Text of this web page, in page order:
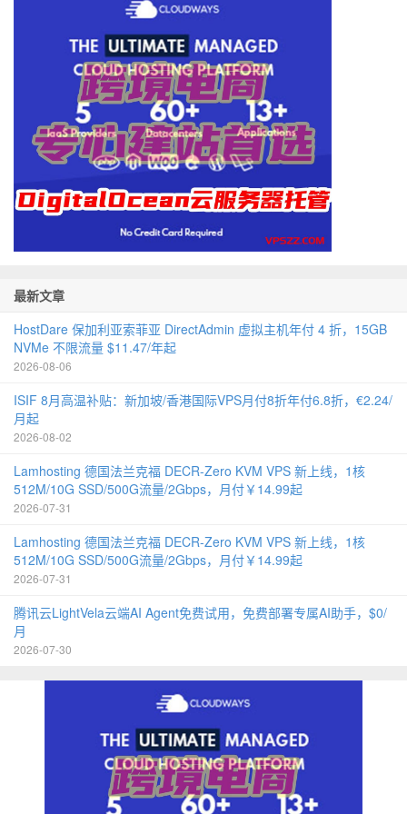
最新文章
HostDare 保加利亚索菲亚 DirectAdmin 虚拟主机年付 4 折，15GB
NVMe 不限流量 $11.47/年起
2026-08-06
ISIF 8月高温补贴：新加坡/香港国际VPS月付8折年付6.8折，€2.24/
月起
2026-08-02
Lamhosting 德国法兰克福 DECR-Zero KVM VPS 新上线，1核
512M/10G SSD/500G流量/2Gbps，月付￥14.99起
2026-07-31
Lamhosting 德国法兰克福 DECR-Zero KVM VPS 新上线，1核
512M/10G SSD/500G流量/2Gbps，月付￥14.99起
2026-07-31
腾讯云LightVela云端AI Agent免费试用，免费部署专属AI助手，$0/
月
2026-07-30